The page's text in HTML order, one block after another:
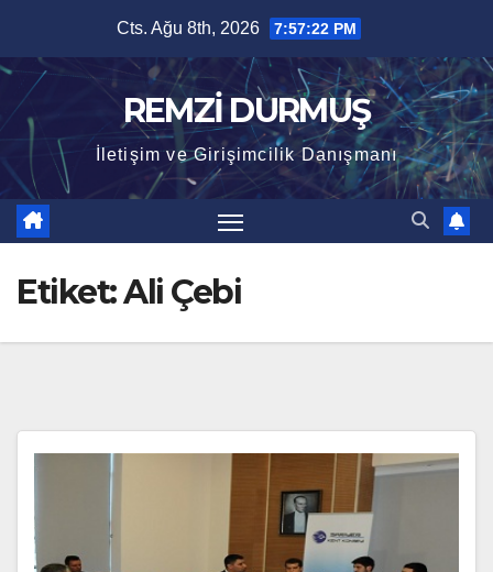
content
Cts. Ağu 8th, 2026 7:57:23 PM
REMZİ DURMUŞ
İletişim ve Girişimcilik Danışmanı
Etiket:Ali Çebi